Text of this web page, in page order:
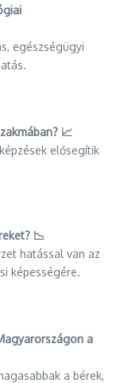
egészségügyi
📈
elősegítik
📉
hatással van az
képességére.
a
a bérek,